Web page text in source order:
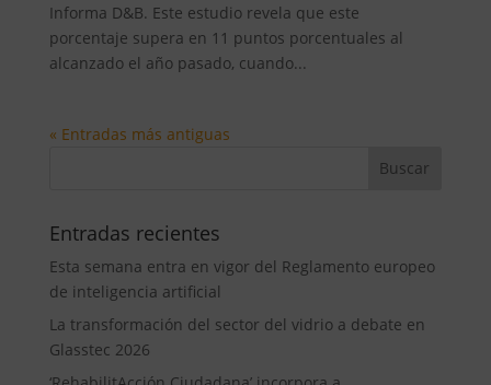
Informa D&B. Este estudio revela que este
porcentaje supera en 11 puntos porcentuales al
alcanzado el año pasado, cuando...
« Entradas más antiguas
Entradas recientes
Esta semana entra en vigor del Reglamento europeo
de inteligencia artificial
La transformación del sector del vidrio a debate en
Glasstec 2026